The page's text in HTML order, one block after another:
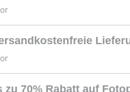
zu 70% Rabatt auf